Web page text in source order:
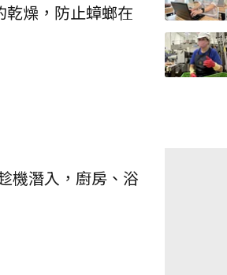
燥，防止蟑螂在
機潛入，廚房、浴